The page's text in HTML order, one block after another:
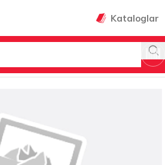
Kataloglar
FİLM & FOLYO & DİSPENSERLERİ